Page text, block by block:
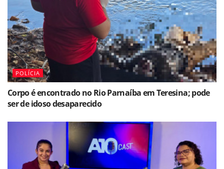
POLÍCIA
Corpo é encontrado no Rio Parnaíba em Teresina; pode
ser de idoso desaparecido